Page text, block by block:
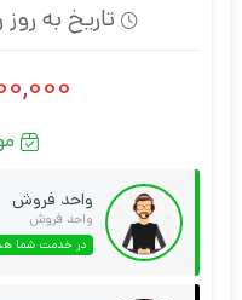
تاریخ به
واحد فروش
واحد فروش
در خدمت شما